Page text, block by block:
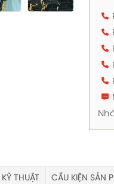
THUẬT CẤU KIỆN SẢN